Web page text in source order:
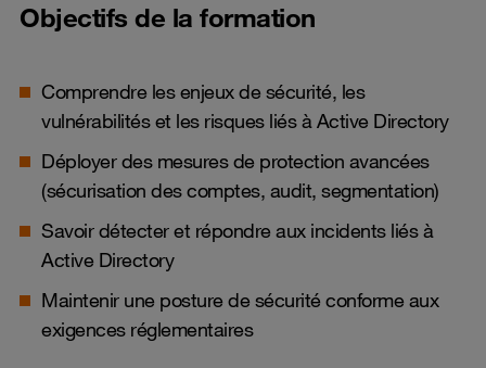
Objectifs de la formation
Comprendre les enjeux de sécurité, les
vulnérabilités et les risques liés à Active Directory
Déployer des mesures de protection avancées
(sécurisation des comptes, audit, segmentation)
Savoir détecter et répondre aux incidents liés à
Active Directory
Maintenir une posture de sécurité conforme aux
exigences réglementaires